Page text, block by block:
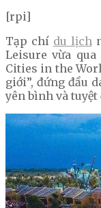
[rpi]
Tạp chí du lịch
Leisure vừa qua
Cities in the
giới”, đứng đầu
yên bình và tuyệt